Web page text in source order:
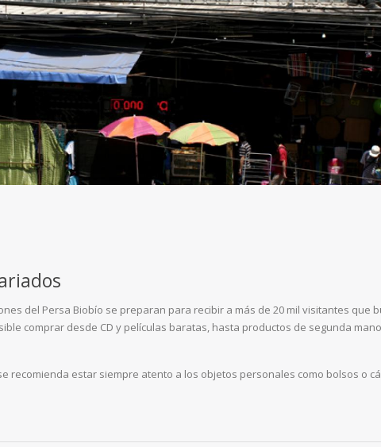
del Persa Biobío se preparan para recibir a más de 20 mil visitantes que
comprar desde CD y películas baratas, hasta productos de segunda
recomienda estar siempre atento a los objetos personales como bolsos o